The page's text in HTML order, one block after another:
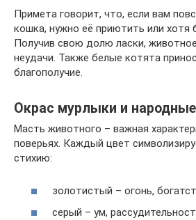
Примета говорит, что, если вам
кошка, нужно её приютить или хотя
Получив свою долю ласки,
неудачи. Также белые котята
благополучие.
Окрас мурлыки и
Масть животного – важная
поверьях. Каждый цвет
стихию:
золотистый – огонь,
серый – ум,